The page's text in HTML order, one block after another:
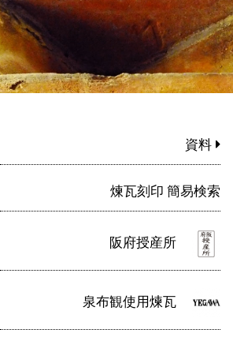
資料
煉瓦刻印 簡易検索
阪府授産所
泉布観使用煉瓦